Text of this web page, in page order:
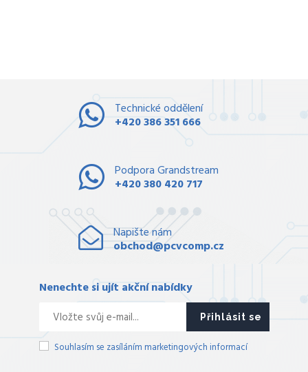
Technické oddělení
+420 386 351 666
Podpora Grandstream
+420 380 420 717
Napište nám
obchod@pcvcomp.cz
Nenechte si ujít akční nabídky
Přihlásit se
Souhlasím se zasíláním marketingových informací